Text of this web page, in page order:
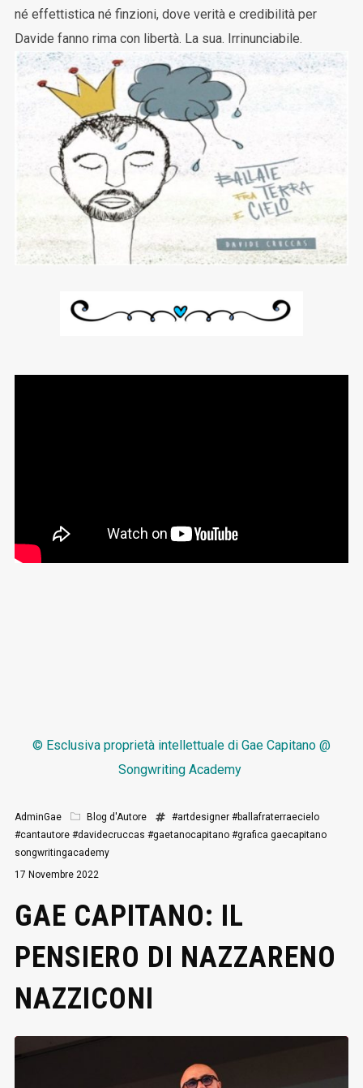
né effettistica né finzioni, dove verità e credibilità per
Davide fanno rima con libertà. La sua. Irrinunciabile.
© Esclusiva proprietà intellettuale di Gae Capitano @
Songwriting Academy
AdminGae Blog d'Autore #artdesigner #ballafraterraecielo
#cantautore #davidecruccas #gaetanocapitano #grafica gaecapitano
songwritingacademy
17 Novembre 2022
GAE CAPITANO: IL
PENSIERO DI NAZZARENO
NAZZICONI